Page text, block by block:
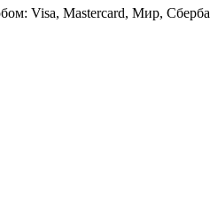
Visa, Mastercard, Мир,